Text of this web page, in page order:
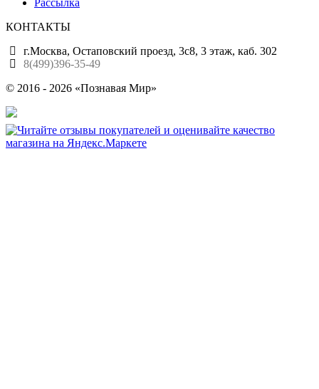
Рассылка
КОНТАКТЫ
г.Москва, Остаповский проезд, 3с8, 3 этаж, каб. 302
8(499)396-35-49
© 2016 - 2026 «Познавая Мир»